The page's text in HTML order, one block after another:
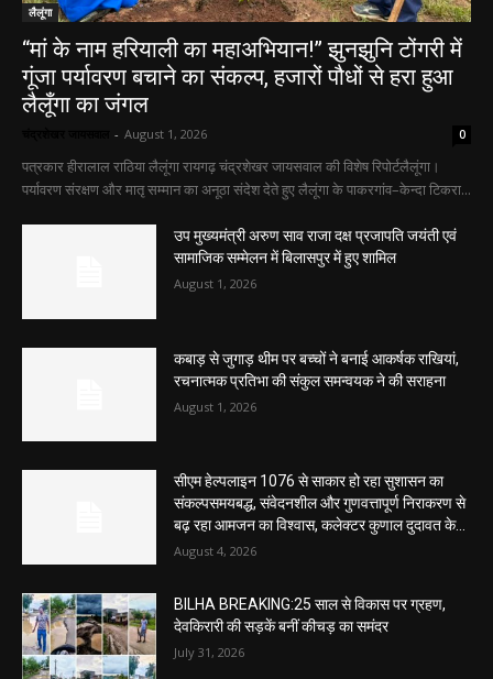
लैलूंगा
“मां के नाम हरियाली का महाअभियान!” झुनझुनि टोंगरी में
गूंजा पर्यावरण बचाने का संकल्प, हजारों पौधों से हरा हुआ
लैलूँगा का जंगल
- August 1, 2026 0
पत्रकार हीरालाल राठिया लैलूंगा रायगढ़ चंद्रशेखर जायसवाल की विशेष रिपोर्टलैलूंगा।
पर्यावरण संरक्षण और मातृ सम्मान का अनूठा संदेश देते हुए लैलूंगा के पाकरगांव–केन्दा टिकरा...
उप मुख्यमंत्री अरुण साव राजा दक्ष प्रजापति जयंती एवं
सामाजिक सम्मेलन में बिलासपुर में हुए शामिल
August 1, 2026
कबाड़ से जुगाड़ थीम पर बच्चों ने बनाई आकर्षक राखियां,
रचनात्मक प्रतिभा की संकुल समन्वयक ने की सराहना
August 1, 2026
सीएम हेल्पलाइन 1076 से साकार हो रहा सुशासन का
संकल्पसमयबद्ध, संवेदनशील और गुणवत्तापूर्ण निराकरण से
बढ़ रहा आमजन का विश्वास, कलेक्टर कुणाल दुदावत के...
August 4, 2026
BILHA BREAKING:25 साल से विकास पर ग्रहण,
देवकिरारी की सड़कें बनीं कीचड़ का समंदर
July 31, 2026